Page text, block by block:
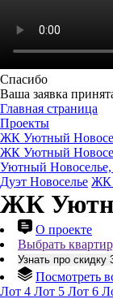
Спасибо
Ваша заявка
Главная страница
Проекты
ЖК Уютный
ЖК Уютный
Уютный Новоселье,
Дуэт Новоселье ЖК
ЖК
О проекте
Выбрать
Узнать про скидку
Посмотреть
Лот 4 Лот 5 Лот 6